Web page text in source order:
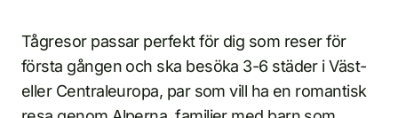
Tågresor passar perfekt för dig som reser för
första gången och ska besöka 3-6 städer i Väst-
eller Centraleuropa, par som vill ha en romantisk